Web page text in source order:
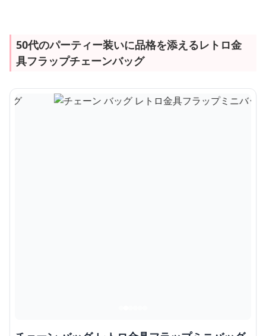
50代のパーティー装いに品格を添えるレトロ金
具フラップチェーンバッグ